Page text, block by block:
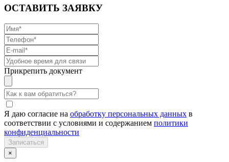
ОСТАВИТЬ ЗАЯВКУ
Прикрепить документ
Я даю согласие на обработку персональных данных в
соответствии с условиями и содержанием политики
конфиденциальности
×